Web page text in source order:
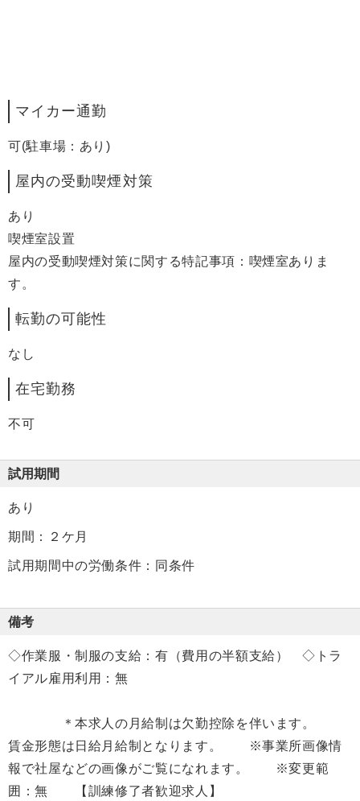
マイカー通勤
可(駐車場：あり)
屋内の受動喫煙対策
あり
喫煙室設置
屋内の受動喫煙対策に関する特記事項：喫煙室ありま
す。
転勤の可能性
なし
在宅勤務
不可
試用期間
あり
期間：２ケ月
試用期間中の労働条件：同条件
備考
◇作業服・制服の支給：有（費用の半額支給） ◇トラ
イアル雇用利用：無
＊本求人の月給制は欠勤控除を伴います。
賃金形態は日給月給制となります。 ※事業所画像情
報で社屋などの画像がご覧になれます。 ※変更範
囲：無 【訓練修了者歓迎求人】